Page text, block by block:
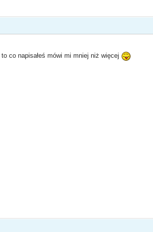
co napisałeś mówi mi mniej niż więcej